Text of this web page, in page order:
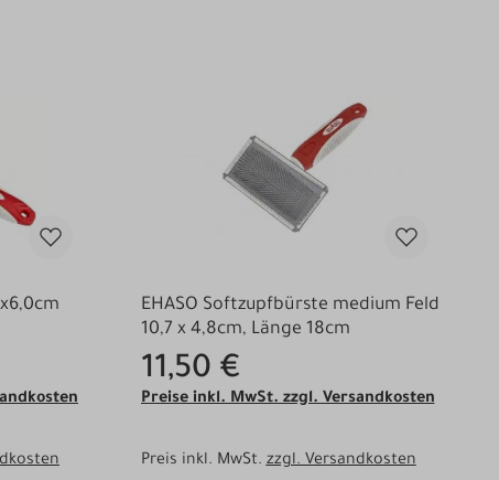
EHASO Softzupfbürste medium Feld
10,7 x 4,8cm, Länge 18cm
11,50 €
Preise inkl. MwSt. zzgl. Versandkosten
Preis inkl. MwSt.zzgl. Versandkosten